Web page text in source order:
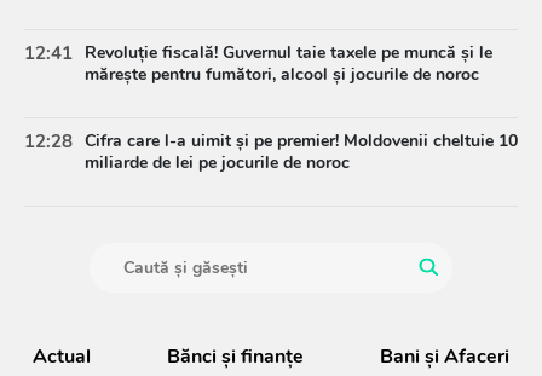
12:41 Revoluție fiscală! Guvernul taie taxele pe muncă și le
mărește pentru fumători, alcool și jocurile de noroc
12:28 Cifra care l-a uimit și pe premier! Moldovenii cheltuie 10
miliarde de lei pe jocurile de noroc
Actual Bănci şi finanţe Bani și Afaceri